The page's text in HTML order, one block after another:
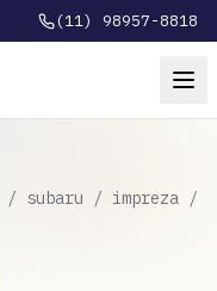
(11) 98957-8818
/ subaru / impreza /